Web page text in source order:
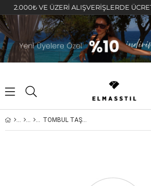
VE ÜZERİ ALIŞVERİŞLERDE ÜCRETSİZ
TOMBUL TAŞLI VIP KÜPE